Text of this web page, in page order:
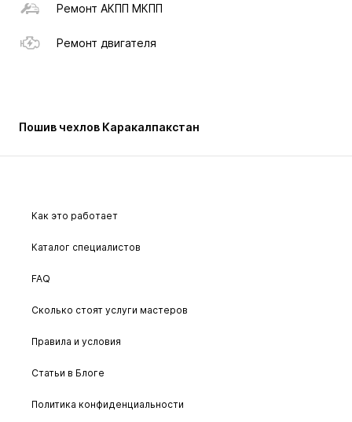
Ремонт АКПП МКПП
Ремонт двигателя
Пошив чехлов Каракалпакcтан
Как это работает
Каталог специалистов
FAQ
Сколько стоят услуги мастеров
Правила и условия
Статьи в Блоге
Политика конфиденциальности